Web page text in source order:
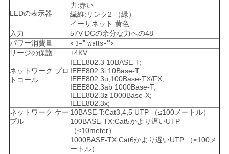
LEDの表示器
力:赤い
繊維:リンク2 （緑）
イーサネット:黄色
入力
57V DCの余分な力への48
パワー消費量
< 3="" watts="">
サージの保護 ±4KV
ネットワーク プロ
トコール
IEEE802.3 10BASE-T;
IEEE802.3i 10Base-T;
IEEE802.3u;100Base-TX/FX;
IEEE802.3ab 1000Base-T;
IEEE802.3z 1000Base-X;
IEEE802.3x;
ネットワーク ケー
ブル
10BASE-T:Cat3,4,5 UTP （≤100メートル）
100BASE-TX:Cat5かより遅いUTP
（≤10meter）
1000BASE-TX:Cat6かより遅いUTP （≤100メ
ートル）